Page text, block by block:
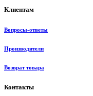
Клиентам
Вопросы-ответы
Производители
Возврат товара
Контакты